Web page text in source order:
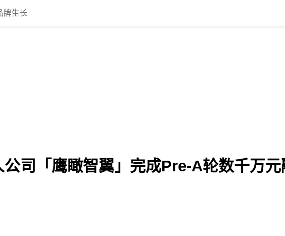
牌生长
司「鹰瞰智翼」完成Pre-A轮数千万元